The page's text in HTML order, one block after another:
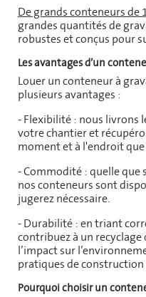
De grands conteneurs de
grandes quantités de
robustes et conçus pour
Les avantages d’un
Louer un conteneur à
plusieurs avantages :
- Flexibilité : nous livrons
votre chantier et
moment et à l'endroit
- Commodité : quelle que
nos conteneurs sont
jugerez nécessaire.
- Durabilité : en triant
contribuez à un
l’impact sur
pratiques de
Pourquoi choisir un